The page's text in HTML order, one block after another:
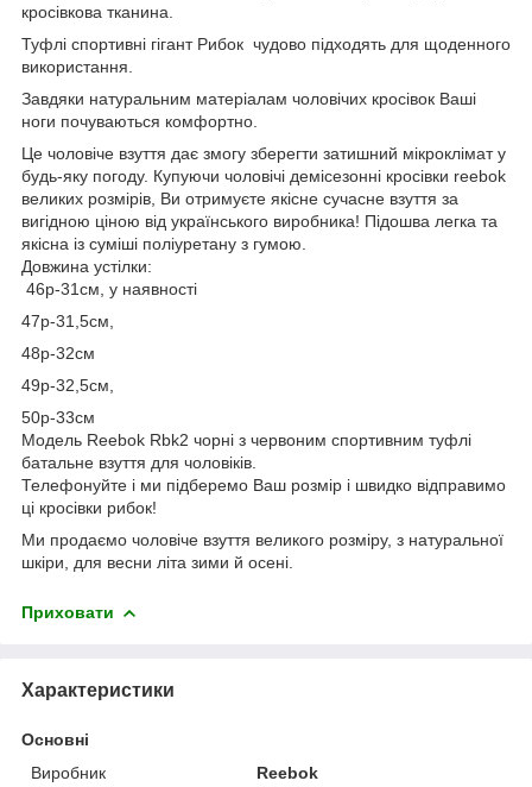
кросівкова тканина.
Туфлі спортивні гігант Рибок чудово підходять для щоденного
використання.
Завдяки натуральним матеріалам чоловічих кросівок Ваші
ноги почуваються комфортно.
Це чоловіче взуття дає змогу зберегти затишний мікроклімат у
будь-яку погоду. Купуючи чоловічі демісезонні кросівки reebok
великих розмірів, Ви отримуєте якісне сучасне взуття за
вигідною ціною від українського виробника! Підошва легка та
якісна із суміші поліуретану з гумою.
Довжина устілки:
46р-31см, у наявності
47р-31,5см,
48р-32см
49р-32,5см,
50р-33см
Модель Reebok Rbk2 чорні з червоним спортивним туфлі
батальне взуття для чоловіків.
Телефонуйте і ми підберемо Ваш розмір і швидко відправимо
ці кросівки рибок!
Ми продаємо чоловіче взуття великого розміру, з натуральної
шкіри, для весни літа зими й осені.
Приховати
Характеристики
Основні
Виробник
Reebok